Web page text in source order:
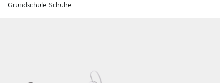
Grundschule Schuhe